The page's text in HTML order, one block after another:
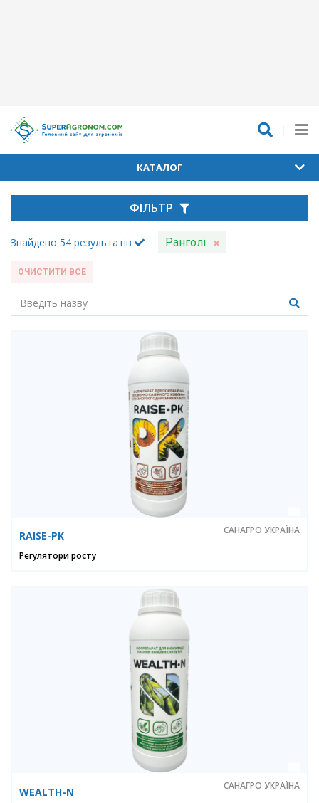
КАТАЛОГ
ФІЛЬТР
Знайдено 54 результатів Ранголі
ОЧИСТИТИ ВСЕ
RAISE-PK САНАГРО УКРАЇНА
Регулятори росту
WEALTH-N САНАГРО УКРАЇНА